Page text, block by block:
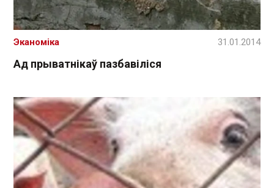
Ад прыватнікаў пазбавіліся
Эканоміка 31.01.2014